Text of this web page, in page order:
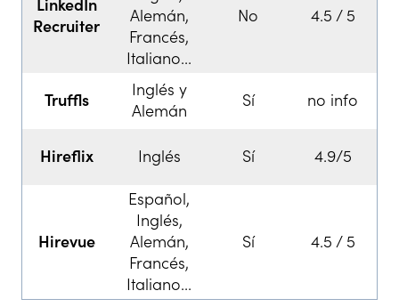
LinkedIn
Recruiter
Alemán,
Francés,
Italiano...
No 4.5 / 5
Truffls
Inglés y
Alemán
Sí no info
Hireflix Inglés Sí 4.9/5
Hirevue
Español,
Inglés,
Alemán,
Francés,
Italiano...
Sí 4.5 / 5